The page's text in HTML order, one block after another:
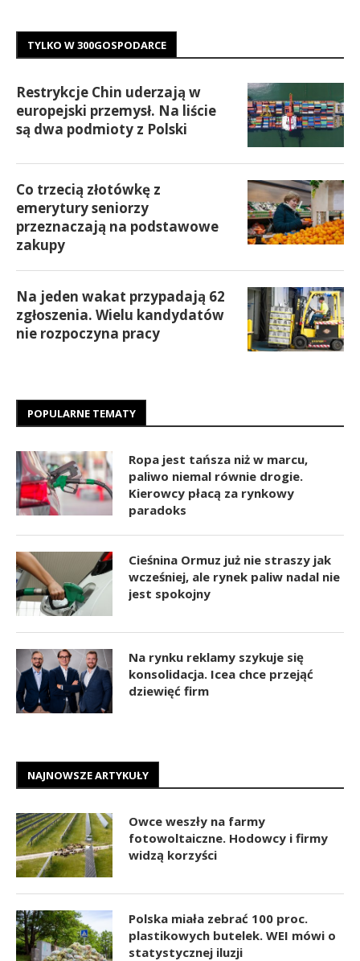
TYLKO W 300GOSPODARCE
Restrykcje Chin uderzają w
europejski przemysł. Na liście
są dwa podmioty z Polski
Co trzecią złotówkę z
emerytury seniorzy
przeznaczają na podstawowe
zakupy
Na jeden wakat przypadają 62
zgłoszenia. Wielu kandydatów
nie rozpoczyna pracy
POPULARNE TEMATY
Ropa jest tańsza niż w marcu,
paliwo niemal równie drogie.
Kierowcy płacą za rynkowy
paradoks
Cieśnina Ormuz już nie straszy jak
wcześniej, ale rynek paliw nadal nie
jest spokojny
Na rynku reklamy szykuje się
konsolidacja. Icea chce przejąć
dziewięć firm
NAJNOWSZE ARTYKUŁY
Owce weszły na farmy
fotowoltaiczne. Hodowcy i firmy
widzą korzyści
Polska miała zebrać 100 proc.
plastikowych butelek. WEI mówi o
statystycznej iluzji